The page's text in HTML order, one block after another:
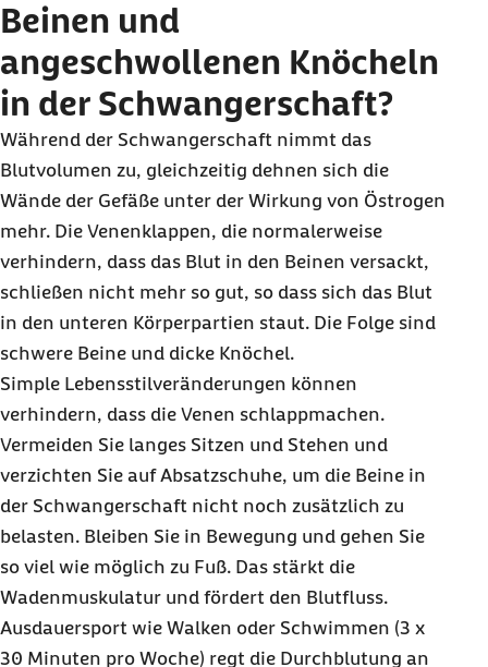
Beinen und
angeschwollenen Knöcheln
in der Schwangerschaft?
Während der Schwangerschaft nimmt das
Blutvolumen zu, gleichzeitig dehnen sich die
Wände der Gefäße unter der Wirkung von Östrogen
mehr. Die Venenklappen, die normalerweise
verhindern, dass das Blut in den Beinen versackt,
schließen nicht mehr so gut, so dass sich das Blut
in den unteren Körperpartien staut. Die Folge sind
schwere Beine und dicke Knöchel.
Simple Lebensstilveränderungen können
verhindern, dass die Venen schlappmachen.
Vermeiden Sie langes Sitzen und Stehen und
verzichten Sie auf Absatzschuhe, um die Beine in
der Schwangerschaft nicht noch zusätzlich zu
belasten. Bleiben Sie in Bewegung und gehen Sie
so viel wie möglich zu Fuß. Das stärkt die
Wadenmuskulatur und fördert den Blutfluss.
Ausdauersport wie Walken oder Schwimmen (3 x
30 Minuten pro Woche) regt die Durchblutung an